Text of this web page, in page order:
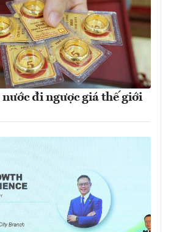
đi ngược giá thế giới